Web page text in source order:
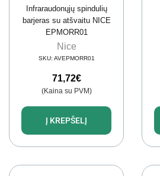
Infraraudonųjų spindulių
barjeras su atšvaitu NICE
EPMORR01
Nice
SKU: AVEPMORR01
71,72€
(Kaina su PVM)
Į KREPŠELĮ